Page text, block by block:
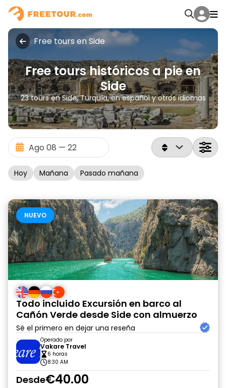
Free tours en Side
Free tours históricos a pie en
Side
23 tours en Side, Turquía, en español y otros idiomas
Hoy Mañana Pasado mañana
NUEVO
Todo incluido Excursión en barco al
Cañón Verde desde Side con almuerzo
Sé el primero en dejar una reseña
Operado por
Vakare Travel
6 horas
8:30 AM
Desde€40.00